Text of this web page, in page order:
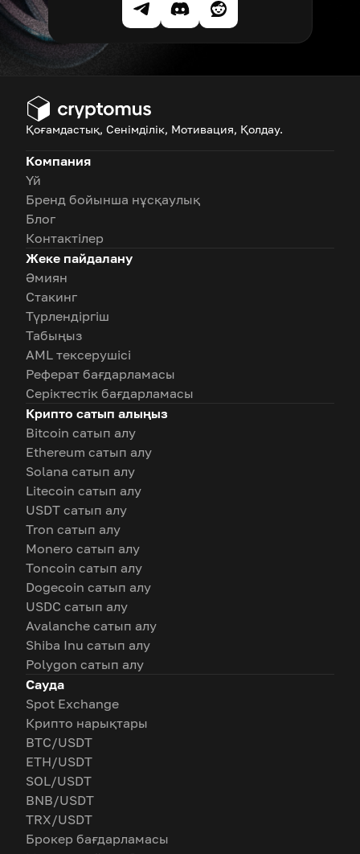
Қоғамдастық, Сенімділік, Мотивация, Қолдау.
Компания
Үй
Бренд бойынша нұсқаулық
Блог
Контактілер
Жеке пайдалану
Әмиян
Стакинг
Түрлендіргіш
Табыңыз
AML тексерушісі
Реферат бағдарламасы
Серіктестік бағдарламасы
Крипто сатып алыңыз
Bitcoin сатып алу
Ethereum сатып алу
Solana сатып алу
Litecoin сатып алу
USDT сатып алу
Tron сатып алу
Monero сатып алу
Toncoin сатып алу
Dogecoin сатып алу
USDC сатып алу
Avalanche сатып алу
Shiba Inu сатып алу
Polygon сатып алу
Сауда
Spot Exchange
Крипто нарықтары
BTC/USDT
ETH/USDT
SOL/USDT
BNB/USDT
TRX/USDT
Брокер бағдарламасы